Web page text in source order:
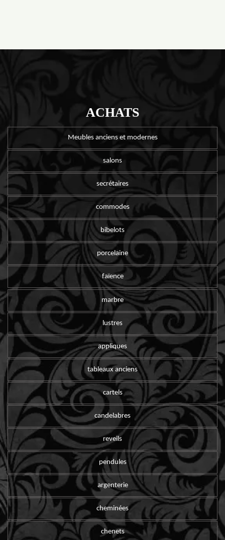
ACHATS
Meubles anciens et modernes
salons
secrétaires
commodes
bibelots
porcelaine
faïence
marbre
lustres
appliques
tableaux anciens
cartels
candelabres
reveils
pendules
argenterie
cheminées
chenets